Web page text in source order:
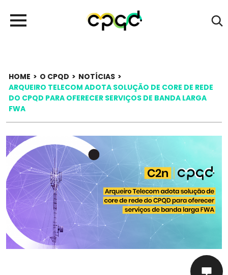
HOME > O CPQD > NOTÍCIAS >
ARQUEIRO TELECOM ADOTA SOLUÇÃO DE CORE DE REDE
DO CPQD PARA OFERECER SERVIÇOS DE BANDA LARGA
FWA